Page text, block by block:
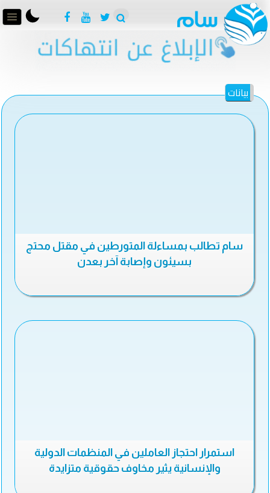
بيانات
سام تطالب بمساءلة المتورطين في مقتل محتج
بسيئون وإصابة آخر بعدن
استمرار احتجاز العاملين في المنظمات الدولية
والإنسانية يثير مخاوف حقوقية متزايدة